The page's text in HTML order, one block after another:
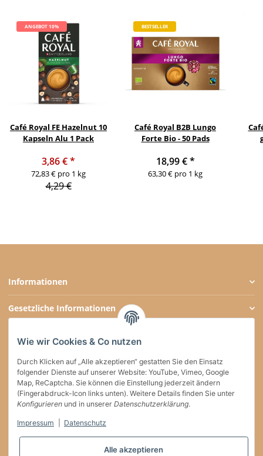
ANGEBOT 10%
Café Royal FE Hazelnut 10
Kapseln Alu 1 Pack
3,86 €*
72,83 € pro 1 kg
4,29 €
BESTSELLER
Café Royal B2B Lungo
Forte Bio - 50 Pads
18,99 €*
63,30 € pro 1 kg
Informationen
Gesetzliche Informationen
Social Media
Versand
Vertrag widerrufen
Wie wir Cookies & Co nutzen
Durch Klicken auf „Alle akzeptieren“ gestatten Sie den Einsatz
folgender Dienste auf unserer Website: YouTube, Vimeo, Google
Map, ReCaptcha. Sie können die Einstellung jederzeit ändern
(Fingerabdruck-Icon links unten). Weitere Details finden Sie unter
Konfigurieren und in unserer Datenschutzerklärung.
Impressum Datenschutz
Alle akzeptieren